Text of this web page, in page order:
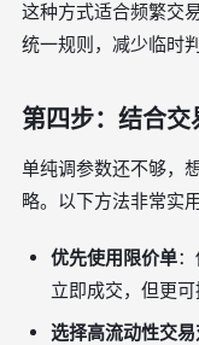
这种方式适合频繁交
统一规则，减少临时
第四步：结合
单纯调参数还不够，
略。以下方法非常实用
优先使用限价单
立即成交，但更可
选择高流动性交